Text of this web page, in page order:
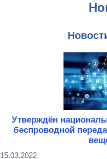
Утверждён
беспроводной
15.03.2022